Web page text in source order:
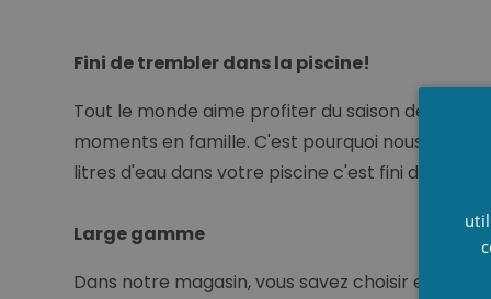
Fini de trembler dans la piscine!
Tout le monde aime profiter du saison de
moments en famille. C'est pourquoi nous,
litres d'eau dans votre piscine c'est fini de
Large gamme
Dans notre magasin, vous savez choisir entre